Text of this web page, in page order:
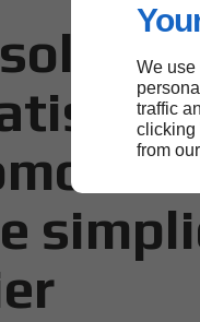
We use
traffic
clicking
from